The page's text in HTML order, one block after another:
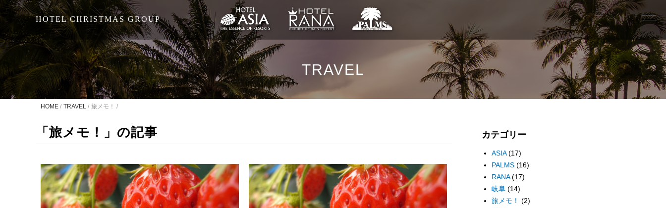
HOTEL CHRISTMAS GROUP
TRAVEL
HOME TRAVEL 旅メモ！
「旅メモ！」の記事 カテゴリー
ASIA(17)
PALMS (16)
RANA(17)
岐阜 (14)
旅メモ！
(2)